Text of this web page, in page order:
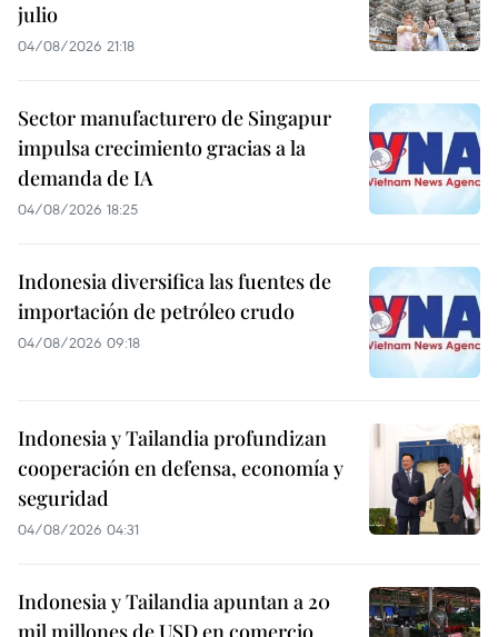
julio
04/08/2026 21:18
Sector manufacturero de Singapur
impulsa crecimiento gracias a la
demanda de IA
04/08/2026 18:25
Indonesia diversifica las fuentes de
importación de petróleo crudo
04/08/2026 09:18
Indonesia y Tailandia profundizan
cooperación en defensa, economía y
seguridad
04/08/2026 04:31
Indonesia y Tailandia apuntan a 20
mil millones de USD en comercio